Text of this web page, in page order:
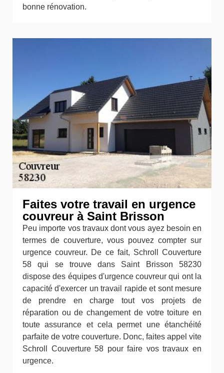
bonne rénovation.
Faites votre travail en urgence
couvreur à Saint Brisson
Peu importe vos travaux dont vous ayez besoin en
termes de couverture, vous pouvez compter sur
urgence couvreur. De ce fait, Schroll Couverture
58 qui se trouve dans Saint Brisson 58230
dispose des équipes d'urgence couvreur qui ont la
capacité d'exercer un travail rapide et sont mesure
de prendre en charge tout vos projets de
réparation ou de changement de votre toiture en
toute assurance et cela permet une étanchéité
parfaite de votre couverture. Donc, faites appel vite
Schroll Couverture 58 pour faire vos travaux en
urgence.